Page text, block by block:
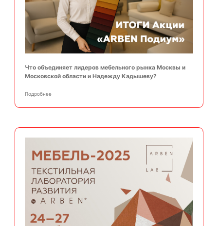
Что объединяет лидеров мебельного рынка Москвы и
Московской области и Надежду Кадышеву?
Подробнее